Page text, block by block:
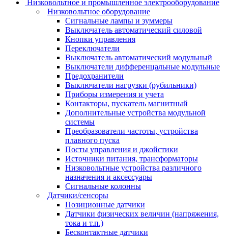
Низковольтное и промышленное электрооборудование
Низковольтное оборудование
Сигнальные лампы и зуммеры
Выключатель автоматический силовой
Кнопки управления
Переключатели
Выключатель автоматический модульный
Выключатели дифференцальные модульные
Предохранители
Выключатели нагрузки (рубильники)
Приборы измерения и учета
Контакторы, пускатель магнитный
Дополнительные устройства модульной
системы
Преобразователи частоты, устройства
плавного пуска
Посты управления и джойстики
Источники питания, трансформаторы
Низковольтные устройства различного
назначения и аксессуары
Сигнальные колонны
Датчики/сенсоры
Позиционные датчики
Датчики физических величин (напряжения,
тока и т.п.)
Бесконтактные датчики